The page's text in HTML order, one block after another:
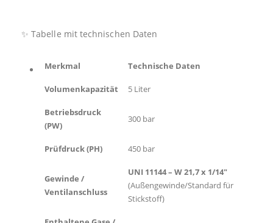
✨ Tabelle mit technischen Daten
Merkmal Technische Daten
Volumenkapazität 5 Liter
Betriebsdruck
(PW)
300 bar
Prüfdruck (PH) 450 bar
Gewinde /
Ventilanschluss
UNI 11144 – W 21,7 x 1/14″
(Außengewinde/Standard für
Stickstoff)